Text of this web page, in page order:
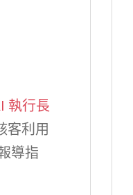
執行長
客利用
導指